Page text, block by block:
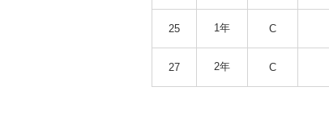
25 1年 C
27 2年 C